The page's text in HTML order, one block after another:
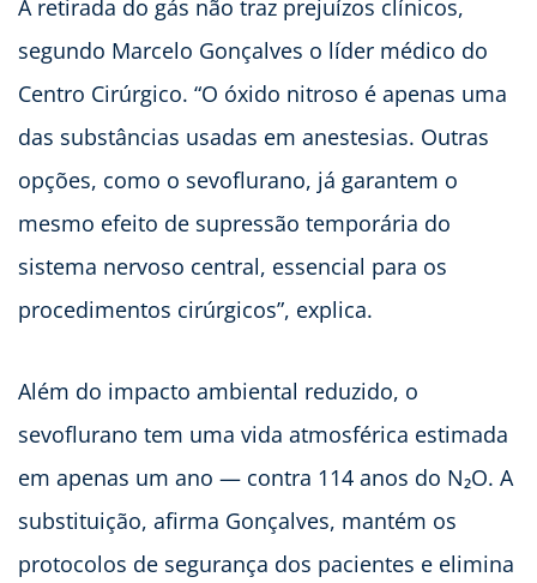
A retirada do gás não traz prejuízos clínicos,
segundo Marcelo Gonçalves o líder médico do
Centro Cirúrgico. “O óxido nitroso é apenas uma
das substâncias usadas em anestesias. Outras
opções, como o sevoflurano, já garantem o
mesmo efeito de supressão temporária do
sistema nervoso central, essencial para os
procedimentos cirúrgicos”, explica.
Além do impacto ambiental reduzido, o
sevoflurano tem uma vida atmosférica estimada
em apenas um ano — contra 114 anos do N₂O. A
substituição, afirma Gonçalves, mantém os
protocolos de segurança dos pacientes e elimina